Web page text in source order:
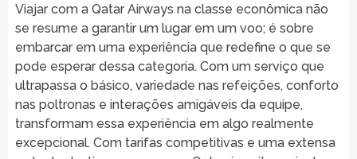
Viajar com a Qatar Airways na classe econômica não
se resume a garantir um lugar em um voo; é sobre
embarcar em uma experiência que redefine o que se
pode esperar dessa categoria. Com um serviço que
ultrapassa o básico, variedade nas refeições, conforto
nas poltronas e interações amigáveis da equipe,
transformam essa experiência em algo realmente
excepcional. Com tarifas competitivas e uma extensa